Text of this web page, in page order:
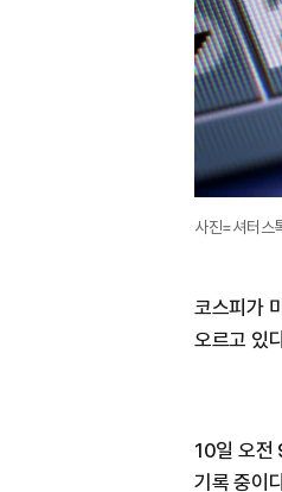
사진=셔터스
코스피가
오르고 있
10일 오전
기록 중이